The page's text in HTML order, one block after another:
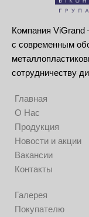
Компания ViGrand
с современным
сотрудничеству
Главная
О Нас
Продукция
Новости и акции
Вакансии
Контакты
Галерея
Покупателю